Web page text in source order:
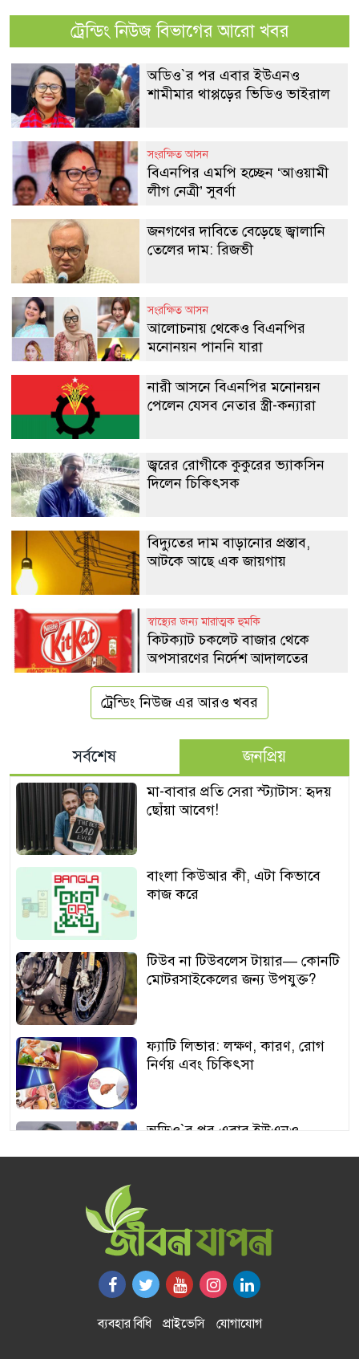
ট্রেন্ডিং নিউজ বিভাগের আরো খবর
অডিও‍‍`র পর এবার ইউএনও
শামীমার থাপ্পড়ের ভিডিও ভাইরাল
সংরক্ষিত আসন
বিএনপির এমপি হচ্ছেন ‘আওয়ামী
লীগ নেত্রী’ সুবর্ণা
জনগণের দাবিতে বেড়েছে জ্বালানি
তেলের দাম: রিজভী
সংরক্ষিত আসন
আলোচনায় থেকেও বিএনপির
মনোনয়ন পাননি যারা
নারী আসনে বিএনপির মনোনয়ন
পেলেন যেসব নেতার স্ত্রী-কন্যারা
জ্বরের রোগীকে কুকুরের ভ্যাকসিন
দিলেন চিকিৎসক
বিদ্যুতের দাম বাড়ানোর প্রস্তাব,
আটকে আছে এক জায়গায়
স্বাস্থ্যের জন্য মারাত্মক হুমকি
কিটক্যাট চকলেট বাজার থেকে
অপসারণের নির্দেশ আদালতের
ট্রেন্ডিং নিউজ এর আরও খবর
সর্বশেষ জনপ্রিয়
মা-বাবার প্রতি সেরা স্ট্যাটাস: হৃদয়
ছোঁয়া আবেগ!
বাংলা কিউআর কী, এটা কিভাবে
কাজ করে
টিউব না টিউবলেস টায়ার— কোনটি
মোটরসাইকেলের জন্য উপযুক্ত?
ফ্যাটি লিভার: লক্ষণ, কারণ, রোগ
নির্ণয় এবং চিকিৎসা
অডিও‍‍`র পর এবার ইউএনও
আঙুর চাষের স্বপ্ন শুরু ৩০ টাকায়,
এখন আয় লাখ টাকা
অতিরিক্ত বড় স্তন নিয়ে বিপাকে
নারীরা, বাড়ছে স্বাস্থ্যঝুঁকি
ব্যবহার বিধি প্রাইভেসি যোগাযোগ